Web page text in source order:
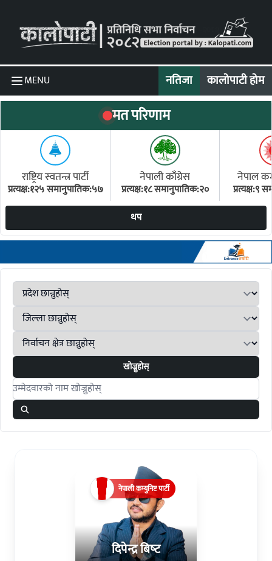
MENU नतिजा कालोपाटी होम
मत परिणाम
राष्ट्रिय स्वतन्त्र पार्टी
प्रत्यक्ष:१२५ समानुपातिक:५७
नेपाली काँग्रेस
प्रत्यक्ष:१८ समानुपातिक:२०
नेपाल
प्रत्यक्ष:९
थप
खोज्नुहोस्
Search candidates
दिपेन्द्र बिष्‍ट
नेपाली कम्युनिष्ट पार्टी